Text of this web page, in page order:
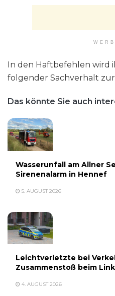
In den Haftbefehlen wird
folgender Sachverhalt
Das könnte Sie auch
Wasserunfall am Allner
Sirenenalarm in Hennef
5. AUGUST 2026
Leichtverletzte bei
Zusammenstoß beim
4. AUGUST 2026